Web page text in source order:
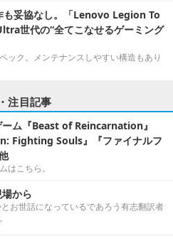
も妥協なし。「Lenovo Legion To
世代の“全てこなせるゲーミング
ック。メンテナンスしやすい構造もあり
注目記事
ム『Beast of Reincarnation』
Fighting Souls』『ファイナルフ
はこちら。
から
お世話になっているであろう有志翻訳者